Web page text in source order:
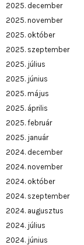
2025. december
2025. november
2025. október
2025. szeptember
2025. július
2025. június
2025. május
2025. április
2025. február
2025. január
2024. december
2024. november
2024. október
2024. szeptember
2024. augusztus
2024. július
2024. június